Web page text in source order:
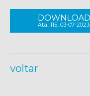
DOWNLOAD
Ata_115_03-07-
voltar